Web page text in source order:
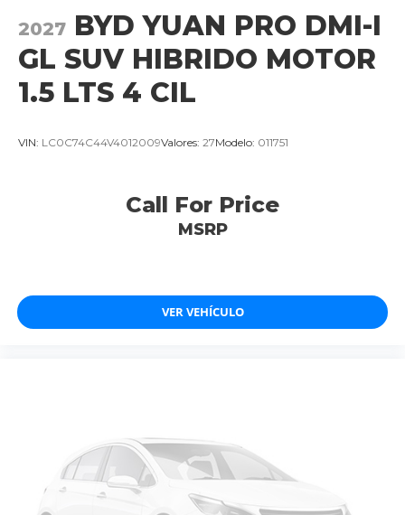
2027 BYD YUAN PRO DMI-I
GL SUV HIBRIDO MOTOR
1.5 LTS 4 CIL
VIN: LC0C74C44V4012009Valores: 27Modelo: 011751
Call For Price
MSRP
VER VEHÍCULO